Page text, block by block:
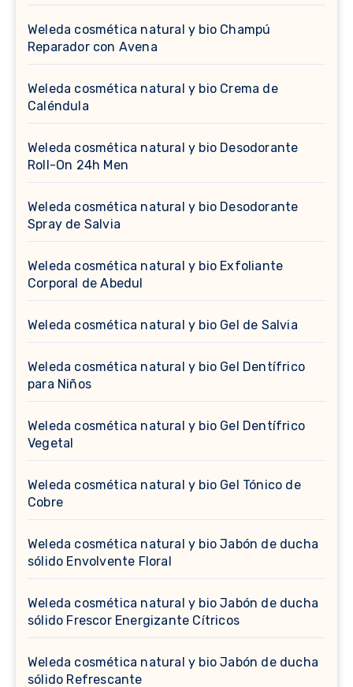
Weleda cosmética natural y bio Champú
Reparador con Avena
Weleda cosmética natural y bio Crema de
Caléndula
Weleda cosmética natural y bio Desodorante
Roll-On 24h Men
Weleda cosmética natural y bio Desodorante
Spray de Salvia
Weleda cosmética natural y bio Exfoliante
Corporal de Abedul
Weleda cosmética natural y bio Gel de Salvia
Weleda cosmética natural y bio Gel Dentífrico
para Niños
Weleda cosmética natural y bio Gel Dentífrico
Vegetal
Weleda cosmética natural y bio Gel Tónico de
Cobre
Weleda cosmética natural y bio Jabón de ducha
sólido Envolvente Floral
Weleda cosmética natural y bio Jabón de ducha
sólido Frescor Energizante Cítricos
Weleda cosmética natural y bio Jabón de ducha
sólido Refrescante